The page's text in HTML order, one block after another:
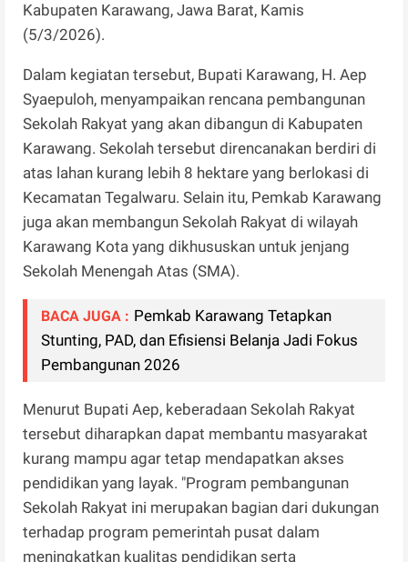
Kabupaten Karawang, Jawa Barat, Kamis
(5/3/2026).
Dalam kegiatan tersebut, Bupati Karawang, H. Aep
Syaepuloh, menyampaikan rencana pembangunan
Sekolah Rakyat yang akan dibangun di Kabupaten
Karawang. Sekolah tersebut direncanakan berdiri di
atas lahan kurang lebih 8 hektare yang berlokasi di
Kecamatan Tegalwaru. Selain itu, Pemkab Karawang
juga akan membangun Sekolah Rakyat di wilayah
Karawang Kota yang dikhususkan untuk jenjang
Sekolah Menengah Atas (SMA).
BACA JUGA : Pemkab Karawang Tetapkan
Stunting, PAD, dan Efisiensi Belanja Jadi Fokus
Pembangunan 2026
Menurut Bupati Aep, keberadaan Sekolah Rakyat
tersebut diharapkan dapat membantu masyarakat
kurang mampu agar tetap mendapatkan akses
pendidikan yang layak. "Program pembangunan
Sekolah Rakyat ini merupakan bagian dari dukungan
terhadap program pemerintah pusat dalam
meningkatkan kualitas pendidikan serta